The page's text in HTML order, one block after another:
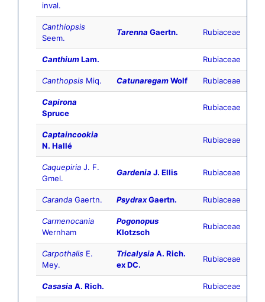
inval.
Canthiopsis
Seem.
Tarenna Gaertn. Rubiaceae
CanthiumLam. Rubiaceae
Canthopsis Miq. CatunaregamWolf Rubiaceae
Capirona
Spruce
Rubiaceae
Captaincookia
N. Hallé
Rubiaceae
Caquepiria J. F.
Gmel.
Gardenia J. Ellis Rubiaceae
Caranda Gaertn. PsydraxGaertn. Rubiaceae
Carmenocania
Wernham
Pogonopus
Klotzsch
Rubiaceae
Carpothalis E.
Mey.
Tricalysia A. Rich.
ex DC.
Rubiaceae
Casasia A. Rich. Rubiaceae